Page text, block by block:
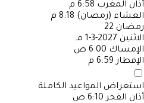
أذان المغرب 6:58 م
العشاء (رمضان) 8:18 م
رمضان 22
الاثنين 2027-3-1 مـ
الإمساك 6:00 ص
الإفطار 6:59 م
استعراض المواعيد الكاملة
أذان الفجر 6:10 ص